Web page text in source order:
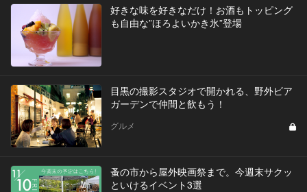
好きな味を好きなだけ！お酒もトッピング
も自由な”ほろよいかき氷”登場
目黒の撮影スタジオで開かれる、野外ビア
ガーデンで仲間と飲もう！
グルメ
蚤の市から屋外映画祭まで。今週末サクッ
といけるイベント3選